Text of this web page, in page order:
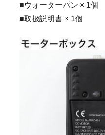
■ウォーターパン × 1個
■取扱説明書 × 1個